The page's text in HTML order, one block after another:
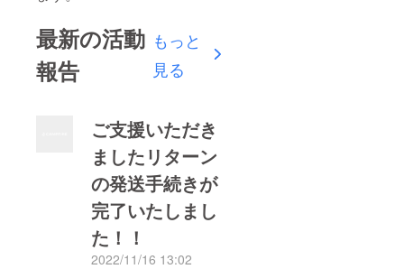
最新の活動
報告
もっと
見る
ご支援いただき
ましたリターン
の発送手続きが
完了いたしまし
た！！
2022/11/16 13:02